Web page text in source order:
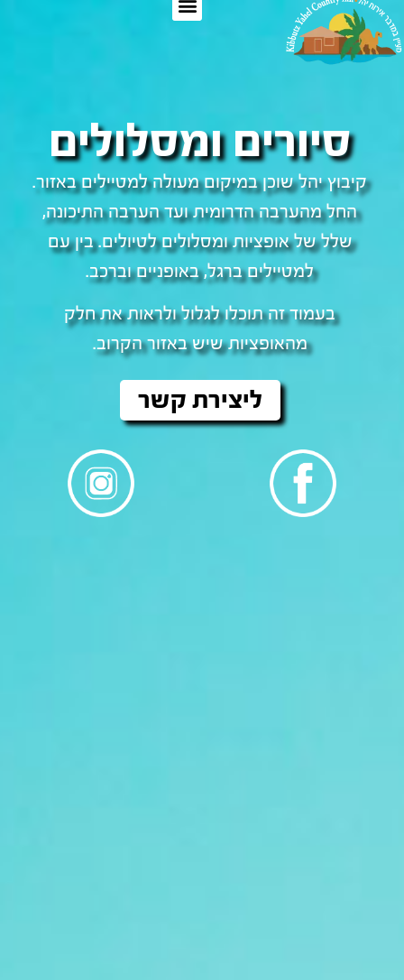
סיורים ומסלולים
קיבוץ יהל שוכן במיקום מעולה למטיילים באזור.
החל מהערבה הדרומית ועד הערבה התיכונה,
שלל של אופציות ומסלולים לטיולים. בין עם
למטיילים ברגל, באופניים וברכב.
בעמוד זה תוכלו לגלול ולראות את חלק
מהאופציות שיש באזור הקרוב.
ליצירת קשר